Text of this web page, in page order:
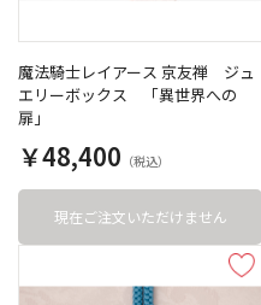
魔法騎士レイアース 京友禅 ジュ
エリーボックス 「異世界への
扉」
￥48,400
現在ご注文いただけません